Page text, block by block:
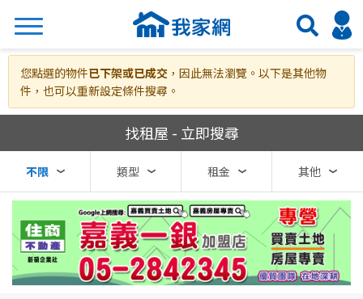
搜尋
縣市
不限
區域
不限
您點選的物件已下架或已成交 ，因此無法瀏覽。以下是其他物
件，也可以重新設定條件搜尋。
我家網房屋租賃
找租屋 - 立即搜尋
不限 類型 租金 其他